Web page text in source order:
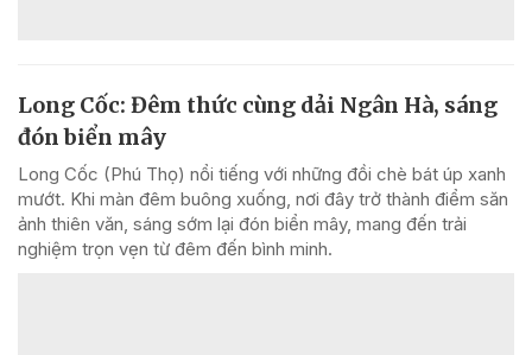
Long Cốc: Đêm thức cùng dải Ngân Hà, sáng
đón biển mây
Long Cốc (Phú Thọ) nổi tiếng với những đồi chè bát úp xanh
mướt. Khi màn đêm buông xuống, nơi đây trở thành điểm săn
ảnh thiên văn, sáng sớm lại đón biển mây, mang đến trải
nghiệm trọn vẹn từ đêm đến bình minh.